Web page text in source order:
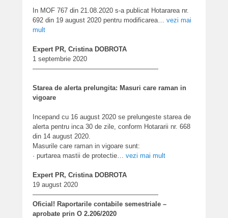
In MOF 767 din 21.08.2020 s-a publicat Hotararea nr.
692 din 19 august 2020 pentru modificarea
vezi mai
mult
Expert PR, Cristina DOBROTA
1 septembrie 2020
———————————————————
Starea de alerta prelungita: Masuri care raman in
vigoare
Incepand cu 16 august 2020 se prelungeste starea de
alerta pentru inca 30 de zile, conform Hotararii nr. 668
din 14 august 2020.
Masurile care raman in vigoare sunt:
· purtarea mastii de protectie… vezi mai mult
Expert PR, Cristina DOBROTA
19 august 2020
———————————————————
Oficial! Raportarile contabile semestriale –
aprobate prin O 2.206/2020